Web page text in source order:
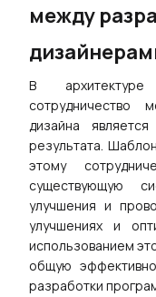
между
В архитектуре
сотрудничество
дизайна
результата.
этому
существующую
улучшения и
улучшениях и
использованием
общую
разработки